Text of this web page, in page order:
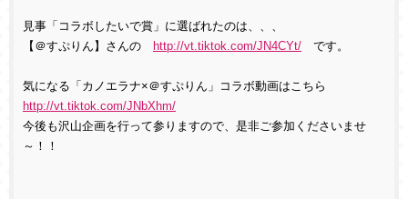
見事「コラボしたいで賞」に選ばれたのは、、、
【＠すぷりん】さんの
http://vt.tiktok.com/JN4CYt/ です。
気になる「カノエラナ×＠すぷりん」コラボ動画はこちら
http://vt.tiktok.com/JNbXhm/
今後も沢山企画を行って参りますので、是非ご参加くださいませ
～！！